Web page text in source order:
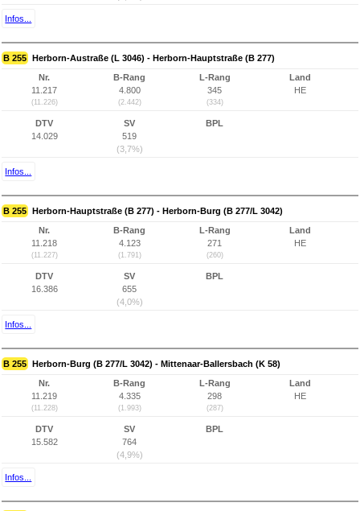
Infos...
B 255 Herborn-Austraße (L 3046) - Herborn-Hauptstraße (B 277)
Nr.
11.217
(11.226)
B-Rang
4.800
(2.442)
L-Rang
345
(334)
Land
HE
DTV
14.029
SV
519
(3,7%)
BPL
Infos...
B 255 Herborn-Hauptstraße (B 277) - Herborn-Burg (B 277/L 3042)
Nr.
11.218
(11.227)
B-Rang
4.123
(1.791)
L-Rang
271
(260)
Land
HE
DTV
16.386
SV
655
(4,0%)
BPL
Infos...
B 255 Herborn-Burg (B 277/L 3042) - Mittenaar-Ballersbach (K 58)
Nr.
11.219
(11.228)
B-Rang
4.335
(1.993)
L-Rang
298
(287)
Land
HE
DTV
15.582
SV
764
(4,9%)
BPL
Infos...